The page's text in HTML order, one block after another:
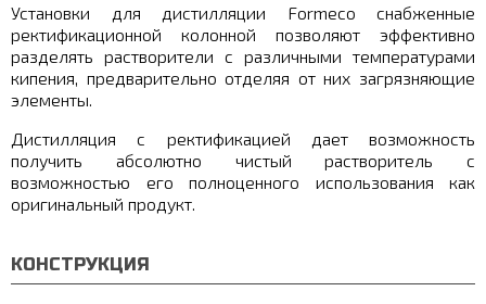
Установки для дистилляции Formeco снабженные
ректификационной колонной позволяют эффективно
разделять растворители с различными температурами
кипения, предварительно отделяя от них загрязняющие
элементы.
Дистилляция с ректификацией дает возможность
получить абсолютно чистый растворитель с
возможностью его полноценного использования как
оригинальный продукт.
КОНСТРУКЦИЯ